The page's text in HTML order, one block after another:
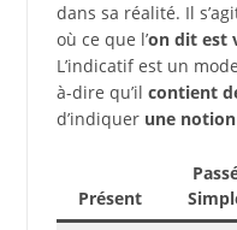
dans sa réalité. Il
où ce que l’on dit est
L’indicatif est un mode
à-dire qu’il contient
d’indiquer une
Présent